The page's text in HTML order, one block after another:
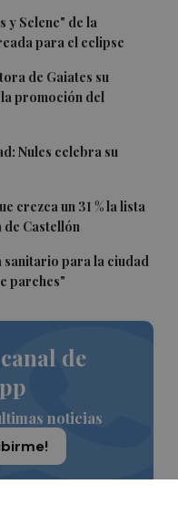
y Selene" de la
para el eclipse
de Gaiates su
promoción del
Nules celebra su
crezca un 31 % la lista
Castellón
sanitario para la ciudad
parches"
de
noticias